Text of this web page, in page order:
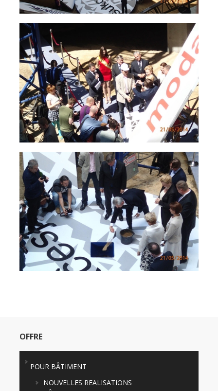
OFFRE
POUR BÂTIMENT
NOUVELLES REALISATIONS